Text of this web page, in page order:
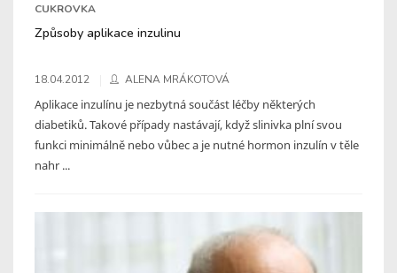
CUKROVKA
Způsoby aplikace inzulinu
18.04.2012 ALENA MRÁKOTOVÁ
Aplikace inzulínu je nezbytná součást léčby některých
diabetiků. Takové případy nastávají, když slinivka plní svou
funkci minimálně nebo vůbec a je nutné hormon inzulín v těle
nahr ...